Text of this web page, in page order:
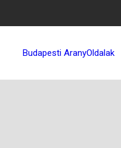
Budapesti AranyOldalak